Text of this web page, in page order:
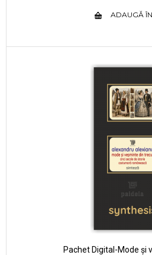
ADAUGĂ
Pachet Digital-Mode și